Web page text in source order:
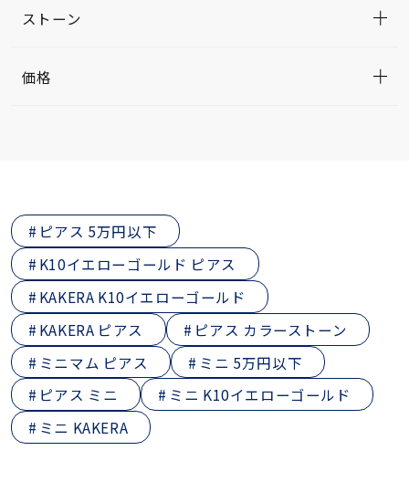
ストーン
価格
ピアス 5万円以下
K10イエローゴールド ピアス
KAKERA K10イエローゴールド
KAKERA ピアス
ピアス カラーストーン
ミニマム ピアス
ミニ 5万円以下
ピアス ミニ
ミニ K10イエローゴールド
ミニ KAKERA